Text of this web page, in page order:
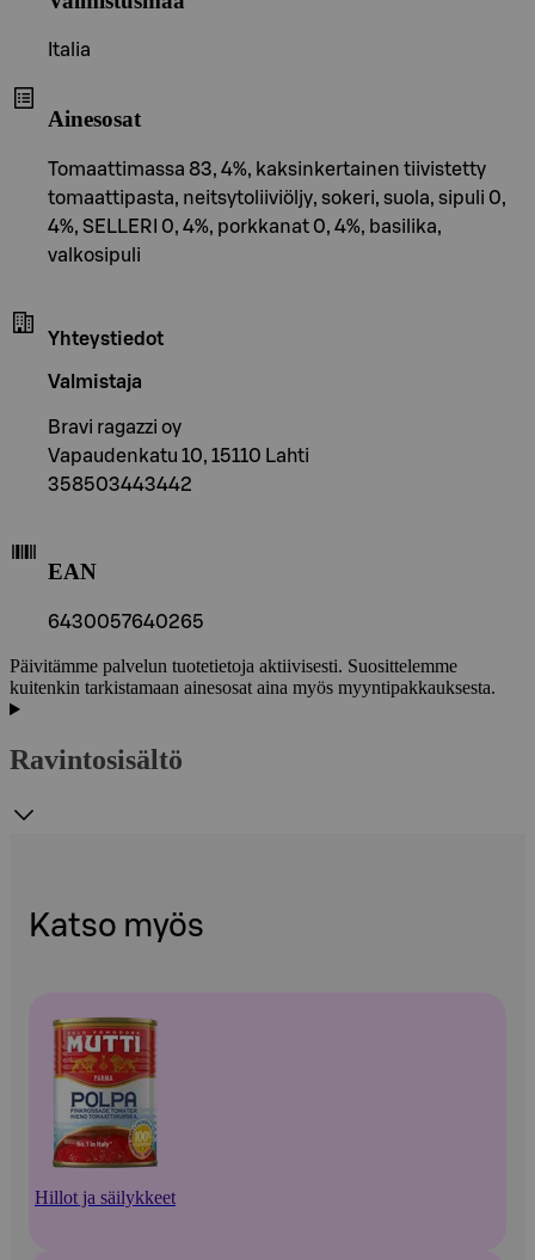
Italia
Ainesosat
Tomaattimassa 83, 4%, kaksinkertainen tiivistetty
tomaattipasta, neitsytoliiviöljy, sokeri, suola, sipuli 0,
4%, SELLERI 0, 4%, porkkanat 0, 4%, basilika,
valkosipuli
Yhteystiedot
Valmistaja
Bravi ragazzi oy
Vapaudenkatu 10, 15110 Lahti
358503443442
EAN
6430057640265
Päivitämme palvelun tuotetietoja aktiivisesti. Suosittelemme
kuitenkin tarkistamaan ainesosat aina myös myyntipakkauksesta.
Ravintosisältö
Katso myös
Hillot ja säilykkeet